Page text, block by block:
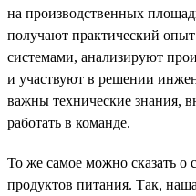
на производственных
получают практический
системами, анализируют
и участвуют в решении
важны технические знания,
работать в команде.
То же самое можно сказать о
продуктов питания. Так,